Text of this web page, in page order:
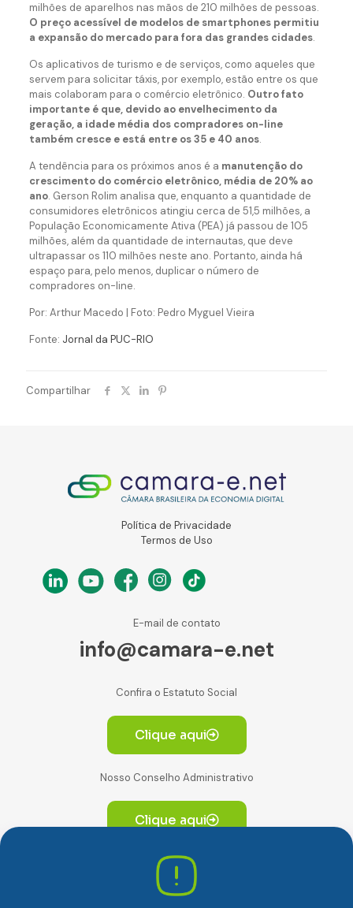
milhões de aparelhos nas mãos de 210 milhões de pessoas.
O preço acessível de modelos de smartphones permitiu
a expansão do mercado para fora das grandes cidades.
Os aplicativos de turismo e de serviços, como aqueles que
servem para solicitar táxis, por exemplo, estão entre os que
mais colaboram para o comércio eletrônico. Outro fato
importante é que, devido ao envelhecimento da
geração, a idade média dos compradores on-line
também cresce e está entre os 35 e 40 anos.
A tendência para os próximos anos é a manutenção do
crescimento do comércio eletrônico, média de 20% ao
ano. Gerson Rolim analisa que, enquanto a quantidade de
consumidores eletrônicos atingiu cerca de 51,5 milhões, a
População Economicamente Ativa (PEA) já passou de 105
milhões, além da quantidade de internautas, que deve
ultrapassar os 110 milhões neste ano. Portanto, ainda há
espaço para, pelo menos, duplicar o número de
compradores on-line.
Por: Arthur Macedo | Foto: Pedro Myguel Vieira
Fonte: Jornal da PUC-RIO
Compartilhar
Política de Privacidade
Termos de Uso
E-mail de contato
info@camara-e.net
Confira o Estatuto Social
Clique aqui
Nosso Conselho Administrativo
Clique aqui
Av. Paulista, 2064. Conjunto 14, (Edifício Paulista) -
CEP 01310-928 Consolação – São Paulo/SP